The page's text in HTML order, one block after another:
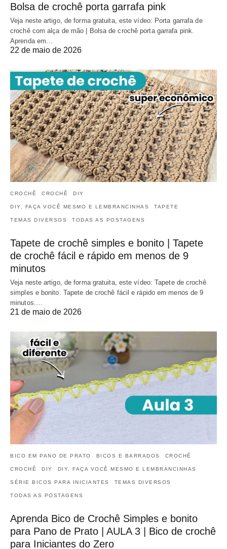
Bolsa de crochê porta garrafa pink
Veja neste artigo, de forma gratuita, este vídeo: Porta garrafa de
crochê com alça de mão | Bolsa de crochê porta garrafa pink.
Aprenda em…
22 de maio de 2026
CROCHÊ CROCHÊ DIY
DIY, FAÇA VOCÊ MESMO E LEMBRANCINHAS TAPETE
TEMAS DIVERSOS TODAS AS POSTAGENS
Tapete de crochê simples e bonito | Tapete
de crochê fácil e rápido em menos de 9
minutos
Veja neste artigo, de forma gratuita, este vídeo: Tapete de crochê
simples e bonito. Tapete de crochê fácil e rápido em menos de 9
minutos.…
21 de maio de 2026
BICO EM PANO DE PRATO BICOS E BARRADOS CROCHÊ
CROCHÊ DIY DIY, FAÇA VOCÊ MESMO E LEMBRANCINHAS
SÉRIE BICOS PARA INICIANTES TEMAS DIVERSOS
TODAS AS POSTAGENS
Aprenda Bico de Crochê Simples e bonito
para Pano de Prato | AULA 3 | Bico de crochê
para Iniciantes do Zero